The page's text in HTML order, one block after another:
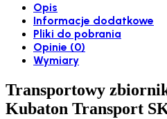
Opis
Informacje dodatkowe
Pliki do pobrania
Opinie (0)
Wymiary
Transportowy
Kubaton Transport